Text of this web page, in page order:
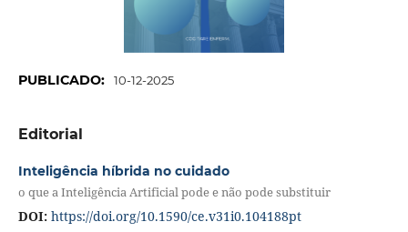
PUBLICADO: 10-12-2025
Editorial
Inteligência híbrida no cuidado
o que a Inteligência Artificial pode e não pode substituir
DOI: https://doi.org/10.1590/ce.v31i0.104188pt